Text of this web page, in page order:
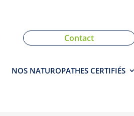
Contact
NOS NATUROPATHES CERTIFIÉS